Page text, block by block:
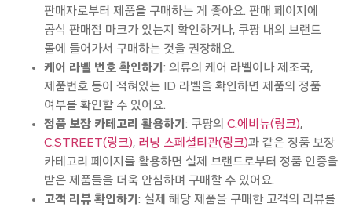
판매자로부터 제품을 구매하는 게 좋아요. 판매 페이지에
공식 판매점 마크가 있는지 확인하거나, 쿠팡 내의 브랜드
몰에 들어가서 구매하는 것을 권장해요.
케어 라벨 번호 확인하기 : 의류의 케어 라벨이나 제조국,
제품번호 등이 적혀있는 ID 라벨을 확인하면 제품의 정품
여부를 확인할 수 있어요.
정품 보장 카테고리 활용하기 : 쿠팡의 C.에비뉴(링크),
C.STREET(링크), 러닝 스페셜티관(링크)과 같은 정품 보장
카테고리 페이지를 활용하면 실제 브랜드로부터 정품 인증을
받은 제품들을 더욱 안심하며 구매할 수 있어요.
고객 리뷰 확인하기 : 실제 해당 제품을 구매한 고객의 리뷰를